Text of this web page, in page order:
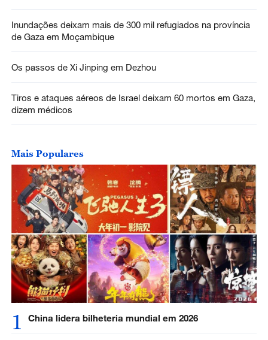
Inundações deixam mais de 300 mil refugiados na província
de Gaza em Moçambique
Os passos de Xi Jinping em Dezhou
Tiros e ataques aéreos de Israel deixam 60 mortos em Gaza,
dizem médicos
Mais Populares
1 China lidera bilheteria mundial em 2026